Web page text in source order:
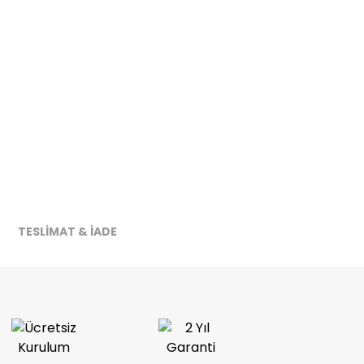
TESLİMAT & İADE